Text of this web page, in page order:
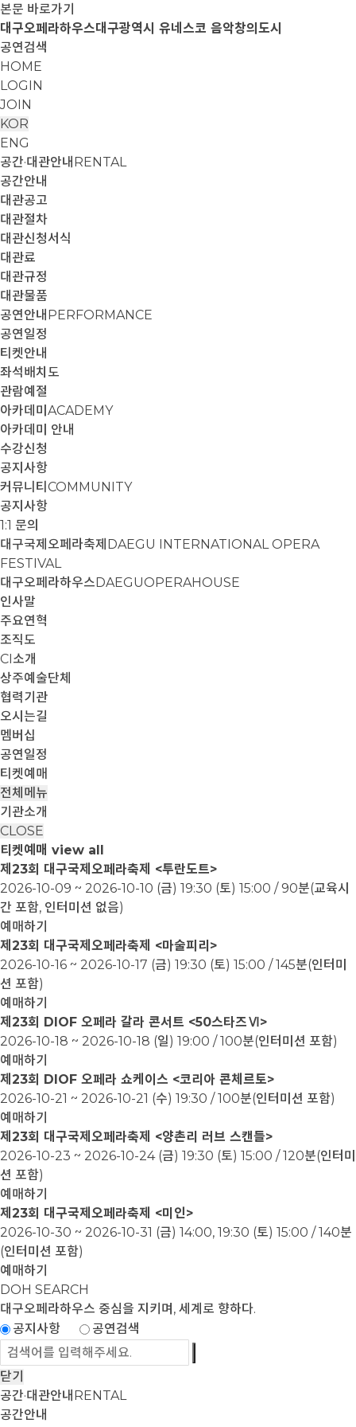
본문 바로가기
대구오페라하우스대구광역시 유네스코 음악창의도시
공연검색
HOME
LOGIN
JOIN
KOR
ENG
공간·대관안내 RENTAL
공간안내
대관공고
대관절차
대관신청서식
대관료
대관규정
대관물품
공연안내 PERFORMANCE
공연일정
티켓안내
좌석배치도
관람예절
아카데미 ACADEMY
아카데미 안내
수강신청
공지사항
커뮤니티 COMMUNITY
공지사항
1:1 문의
대구국제오페라축제 DAEGU INTERNATIONAL OPERA
FESTIVAL
대구오페라하우스DAEGUOPERAHOUSE
인사말
주요연혁
조직도
CI소개
상주예술단체
협력기관
오시는길
멤버십
공연일정
티켓예매
전체메뉴
기관소개
CLOSE
티켓예매 view all
제23회 대구국제오페라축제 <투란도트>
2026-10-09 ~ 2026-10-10 (금) 19:30 (토) 15:00 / 90분(교육시
간 포함, 인터미션 없음)
예매하기
제23회 대구국제오페라축제 <마술피리>
2026-10-16 ~ 2026-10-17 (금) 19:30 (토) 15:00 / 145분(인터미
션 포함)
예매하기
제23회 DIOF 오페라 갈라 콘서트 <50스타즈Ⅵ>
2026-10-18 ~ 2026-10-18 (일) 19:00 / 100분(인터미션 포함)
예매하기
제23회 DIOF 오페라 쇼케이스 <코리아 콘체르토>
2026-10-21 ~ 2026-10-21 (수) 19:30 / 100분(인터미션 포함)
예매하기
제23회 대구국제오페라축제 <양촌리 러브 스캔들>
2026-10-23 ~ 2026-10-24 (금) 19:30 (토) 15:00 / 120분(인터미
션 포함)
예매하기
제23회 대구국제오페라축제 <미인>
2026-10-30 ~ 2026-10-31 (금) 14:00, 19:30 (토) 15:00 / 140분
(인터미션 포함)
예매하기
DOH SEARCH
대구오페라하우스 중심을 지키며, 세계로 향하다.
공지사항
공연검색
닫기
공간·대관안내 RENTAL
공간안내